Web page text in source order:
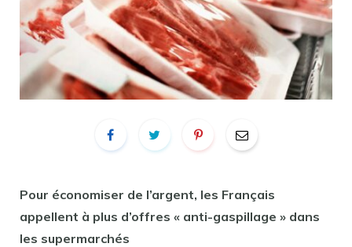
Pour économiser de l’argent, les Français
appellent à plus d’offres « anti-gaspillage » dans
les supermarchés